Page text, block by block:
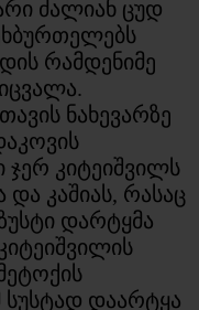
ძალიან ცუდ
რამდენიმე
ნახევარზე
ჯერ კიტეიშვილს
და კაშიას, რასაც
დარტყმა
სუსტად დაარტყა